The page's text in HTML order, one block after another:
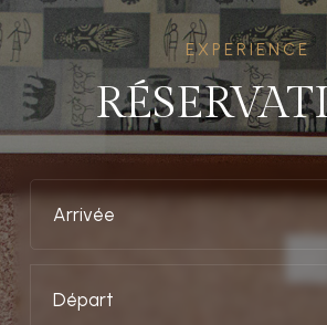
EXPERIENCE